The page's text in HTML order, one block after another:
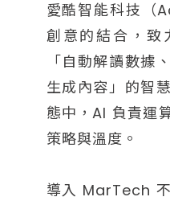
愛酷智能科技（
創意的結合，致
「自動解讀數據
生成內容」的智
態中，AI 負責運
策略與溫度。
導入 MarTech